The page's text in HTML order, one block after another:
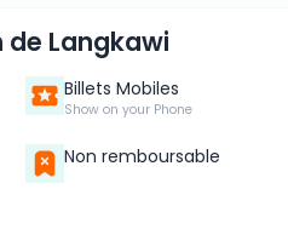
Langkawi
Billets Mobiles
Show on your Phone
Non remboursable